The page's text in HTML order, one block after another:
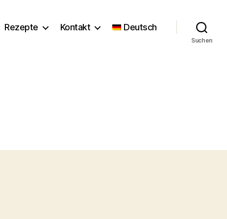
Rezepte Kontakt Deutsch
Suchen